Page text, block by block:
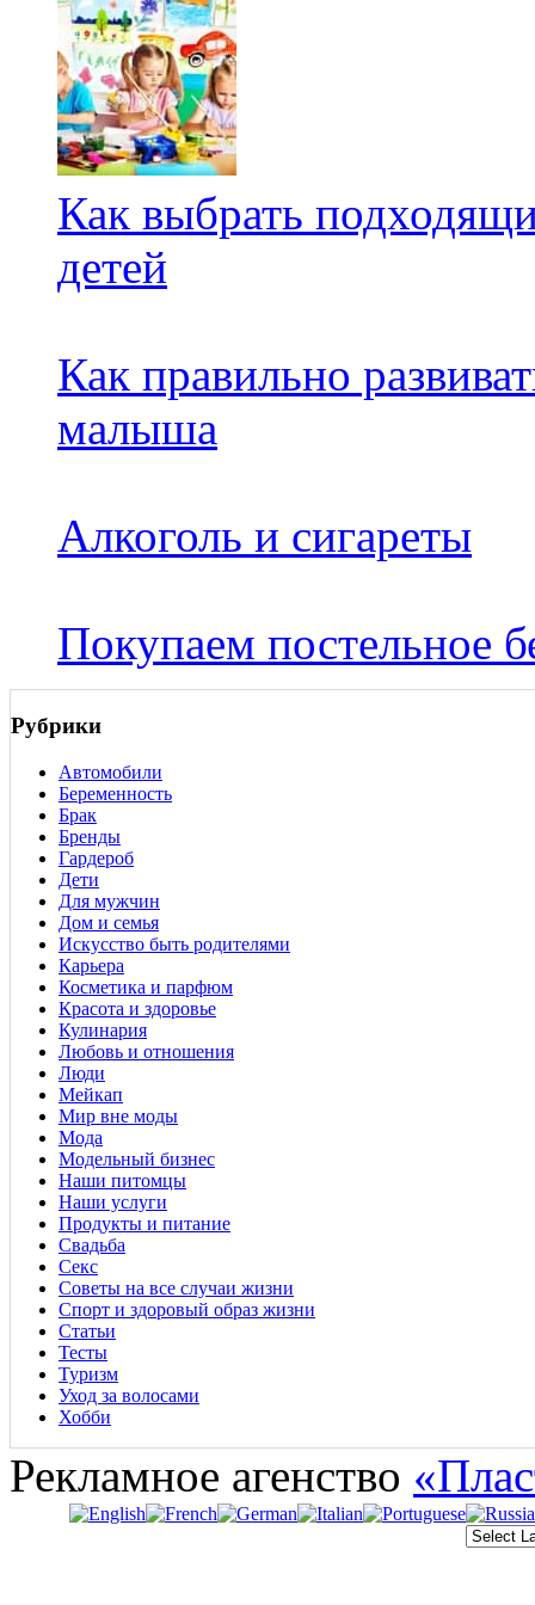
Как выбрать
детей
Как правильно
малыша
Алкоголь и сигареты
Покупаем постельное
Рубрики
Автомобили
Беременность
Брак
Бренды
Гардероб
Дети
Для мужчин
Дом и семья
Искусство быть родителями
Карьера
Косметика и парфюм
Красота и здоровье
Кулинария
Любовь и отношения
Люди
Мейкап
Мир вне моды
Мода
Модельный бизнес
Наши питомцы
Наши услуги
Продукты и питание
Свадьба
Секс
Советы на все случаи жизни
Спорт и здоровый образ жизни
Статьи
Тесты
Туризм
Уход за волосами
Хобби
Рекламное агенство